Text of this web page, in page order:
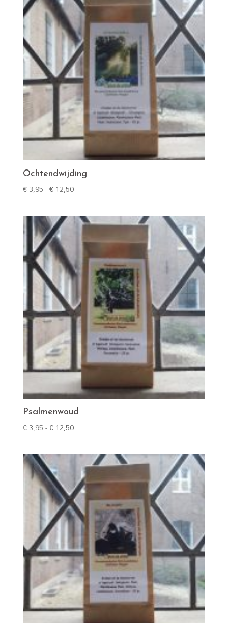
Ochtendwijding
€3,95-€12,50Prijsklasse:
€ 12,50
Psalmenwoud
€3,95-€12,50Prijsklasse:
€ 12,50